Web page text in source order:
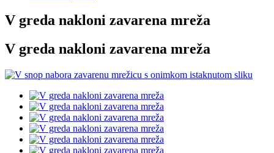
V greda nakloni zavarena mreža
V greda nakloni zavarena mreža